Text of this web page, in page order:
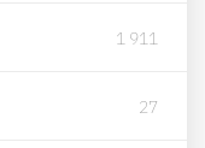
1 911
27